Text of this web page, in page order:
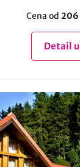
Cena od 206
Detail